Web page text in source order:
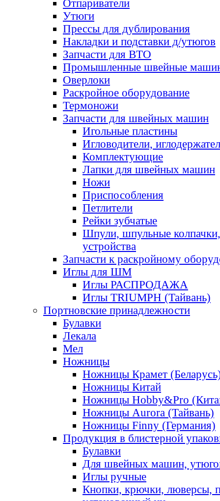
Отпариватели
Утюги
Прессы для дублирования
Накладки и подставки д/утюгов
Запчасти для ВТО
Промышленные швейные
Оверлоки
Раскройное оборудование
Термоножи
Запчасти для швейных машин
Игольные пластины
Игловодители,
Комплектующие
Лапки для швейных машин
Ножи
Приспособления
Петлители
Рейки зубчатые
Шпули, шпульные
устройства
Запчасти к раскройному
Иглы для ШМ
Иглы РАСПРОДАЖА
Иглы TRIUMPH (Тайвань)
Портновские принадлежности
Булавки
Лекала
Мел
Ножницы
Ножницы Крамет
Ножницы Китай
Ножницы Hobby&Pro
Ножницы Aurora (Тайвань)
Ножницы Finny (Германия)
Продукция в блистерной
Булавки
Для швейных машин,
Иглы ручные
Кнопки, крючки, люверсы,